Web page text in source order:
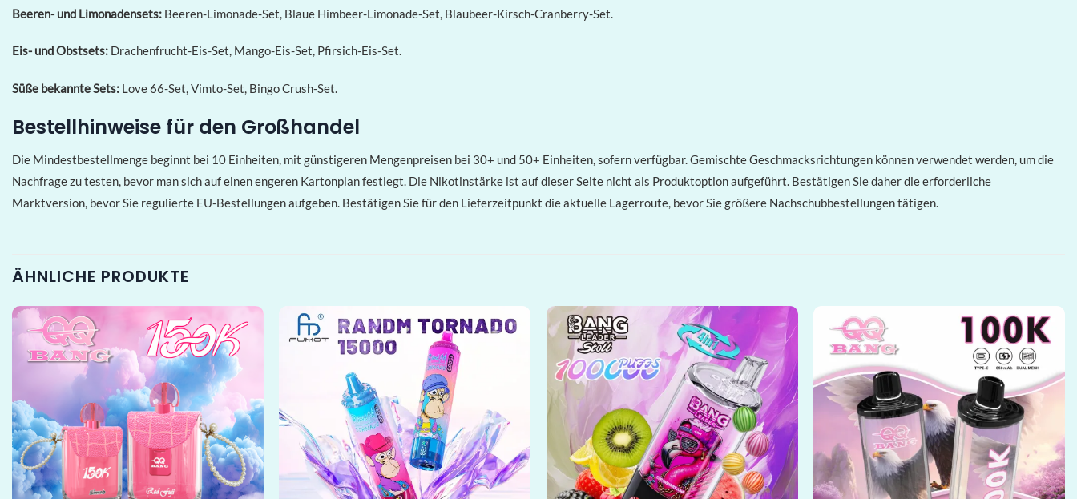
Beeren- und Limonadensets: Beeren-Limonade-Set, Blaue Himbeer-Limonade-Set, Blaubeer-Kirsch-Cranberry-Set.
Eis- und Obstsets: Drachenfrucht-Eis-Set, Mango-Eis-Set, Pfirsich-Eis-Set.
Süße bekannte Sets: Love 66-Set, Vimto-Set, Bingo Crush-Set.
Bestellhinweise für den Großhandel
Die Mindestbestellmenge beginnt bei 10 Einheiten, mit günstigeren Mengenpreisen bei 30+ und 50+ Einheiten, sofern verfügbar. Gemischte Geschmacksrichtungen können verwendet werden, um die
Nachfrage zu testen, bevor man sich auf einen engeren Kartonplan festlegt. Die Nikotinstärke ist auf dieser Seite nicht als Produktoption aufgeführt. Bestätigen Sie daher die erforderliche
Marktversion, bevor Sie regulierte EU-Bestellungen aufgeben. Bestätigen Sie für den Lieferzeitpunkt die aktuelle Lagerroute, bevor Sie größere Nachschubbestellungen tätigen.
ÄHNLICHE PRODUKTE